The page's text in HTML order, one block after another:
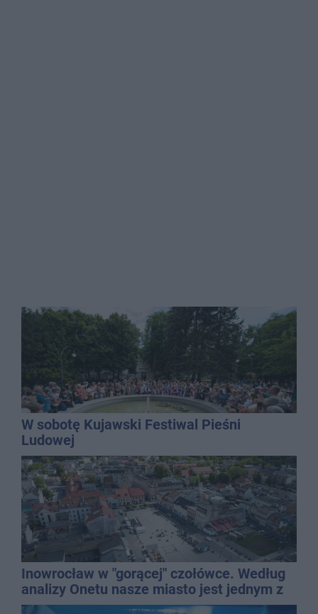
W sobotę Kujawski Festiwal Pieśni
Ludowej
Inowrocław w "gorącej" czołówce. Według
analizy Onetu nasze miasto jest jednym z
najbardziej narażonych na upały